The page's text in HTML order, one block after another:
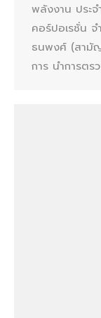
พลังงาน ประ
คอร์ปอเรชั่น
ธนพงศ์ (สามั
การ นำการตร